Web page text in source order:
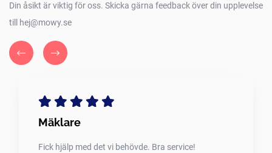
Din åsikt är viktig för oss. Skicka gärna feedback över din upplevelse
till hej@mowy.se
Mäklare
Fick hjälp med det vi behövde. Bra service!